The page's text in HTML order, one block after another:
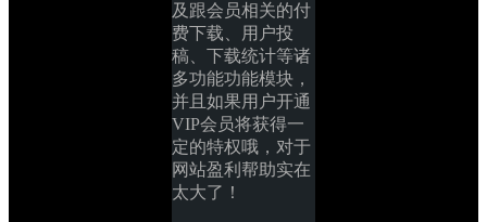
及跟会员相关的付
费下载、用户投
稿、下载统计等诸
多功能功能模块，
并且如果用户开通
VIP会员将获得一
定的特权哦，对于
网站盈利帮助实在
太大了！